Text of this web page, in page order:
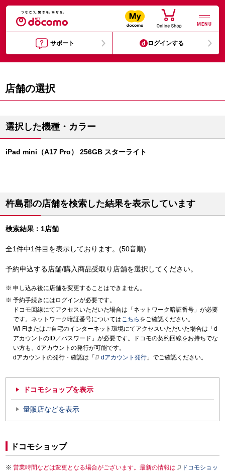
MENU
サポート ログインする
店舗の選択
選択した機種・カラー
iPad mini（A17 Pro） 256GB スターライト
杵島郡の店舗を検索した結果を表示しています
検索結果：1店舗
全1件中1件目を表示しております。(50音順)
予約申込する店舗/購入商品受取り店舗を選択してください。
申し込み後に店舗を変更することはできません。
予約手続きにはログインが必要です。
ドコモ回線にてアクセスいただいた場合は「ネットワーク暗証番号」が必要
です。ネットワーク暗証番号についてはこちら をご確認ください。
Wi-Fiまたはご自宅のインターネット環境にてアクセスいただいた場合は「d
アカウントのID／パスワード」が必要です。ドコモの契約回線をお持ちでな
い方も、dアカウントの発行が可能です。
dアカウントの発行・確認は「
dアカウント発行 」でご確認ください。
ドコモショップを表示
量販店などを表示
ドコモショップ
営業時間などは変更となる場合がございます。最新の情報は
ドコモショッ